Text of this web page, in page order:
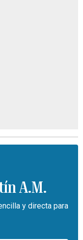
A.M.
y directa para